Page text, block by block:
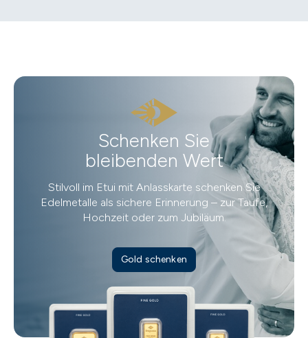
Schenken Sie
bleibenden Wert
Stilvoll im Etui mit Anlasskarte schenken Sie
Edelmetalle als sichere Erinnerung – zur Taufe,
Hochzeit oder zum Jubiläum.
Gold schenken